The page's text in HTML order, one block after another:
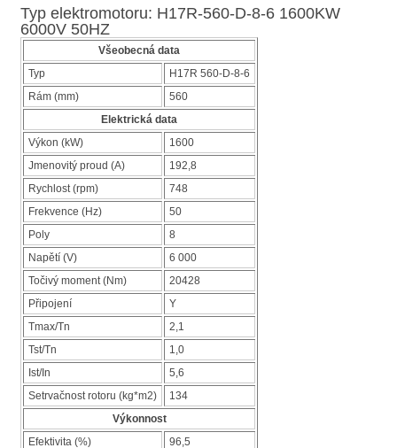
Typ elektromotoru: H17R-560-D-8-6 1600KW
6000V 50HZ
Všeobecná data
Typ
H17R 560-D-8-6
Rám (mm)
560
Elektrická data
Výkon (kW)
1600
Jmenovitý proud (A)
192,8
Rychlost (rpm)
748
Frekvence (Hz)
50
Poly
8
Napětí (V)
6 000
Točivý moment (Nm)
20428
Připojení
Y
Tmax/Tn
2,1
Tst/Tn
1,0
Ist/In
5,6
Setrvačnost rotoru (kg*m2)
134
Výkonnost
Efektivita (%)
96,5